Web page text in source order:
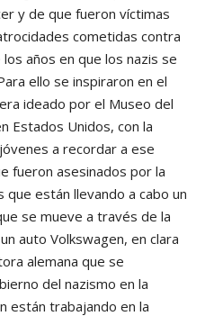
y de que fueron víctimas
cometidas contra
años en que los nazis se
ello se inspiraron en el
ideado por el Museo del
Estados Unidos, con la
a recordar a ese
fueron asesinados por la
están llevando a cabo un
se mueve a través de la
auto Volkswagen, en clara
alemana que se
del nazismo en la
están trabajando en la